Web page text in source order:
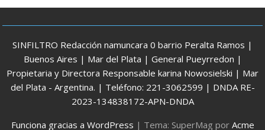
SINFILTRO Redacción namuncara 0 barrio Peralta Ramos |
Buenos Aires | Mar del Plata | General Pueyrredon |
Propietaria y Directora Responsable karina Nowosielski | Mar
del Plata - Argentina. | Teléfono: 221-3062599 | DNDA RE-
2023-134838172-APN-DNDA
Funciona gracias a WordPress | Tema: SuperMag por Acme